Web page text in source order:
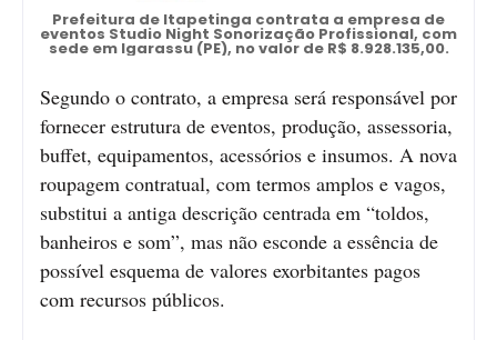
Prefeitura de Itapetinga contrata a empresa de
eventos Studio Night Sonorização Profissional, com
sede em Igarassu (PE), no valor de R$ 8.928.135,00.
Segundo o contrato, a empresa será responsável por
fornecer estrutura de eventos, produção, assessoria,
buffet, equipamentos, acessórios e insumos. A nova
roupagem contratual, com termos amplos e vagos,
substitui a antiga descrição centrada em “toldos,
banheiros e som”, mas não esconde a essência de
possível esquema de valores exorbitantes pagos
com recursos públicos.